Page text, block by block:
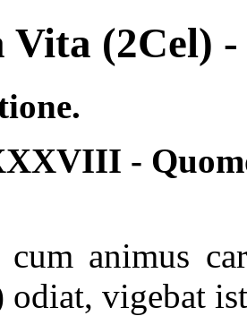
Vita (2Cel) -
-
cum animus
odiat, vigebat